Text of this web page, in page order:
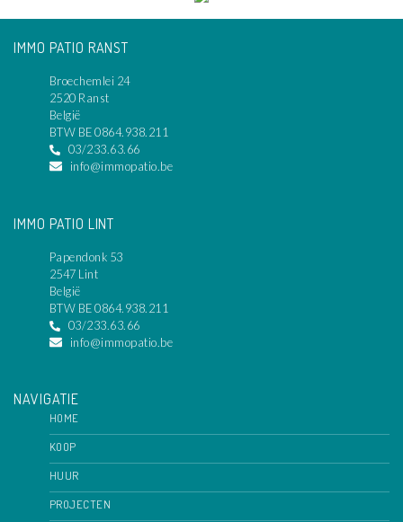
IMMO PATIO RANST
Broechemlei 24
2520 Ranst
België
BTW BE 0864.938.211
03/233.63.66
info@immopatio.be
IMMO PATIO LINT
Papendonk 53
2547 Lint
België
BTW BE 0864.938.211
03/233.63.66
info@immopatio.be
NAVIGATIE
HOME
KOOP
HUUR
PROJECTEN